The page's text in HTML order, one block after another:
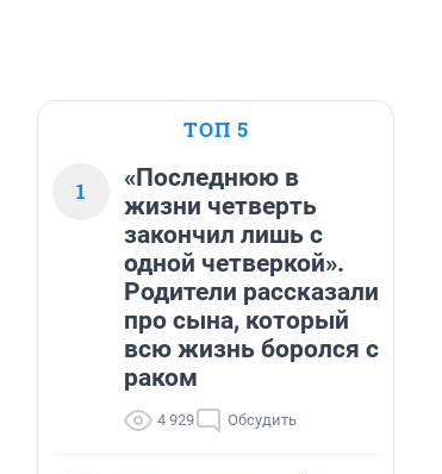
ТОП 5
1
«Последнюю в
жизни четверть
закончил лишь с
одной четверкой».
Родители рассказали
про сына, который
всю жизнь боролся с
раком
4 929 Обсудить